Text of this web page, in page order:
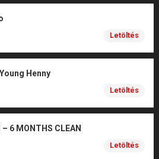
Letöltés
Henny
Letöltés
– 6 MONTHS CLEAN
Letöltés